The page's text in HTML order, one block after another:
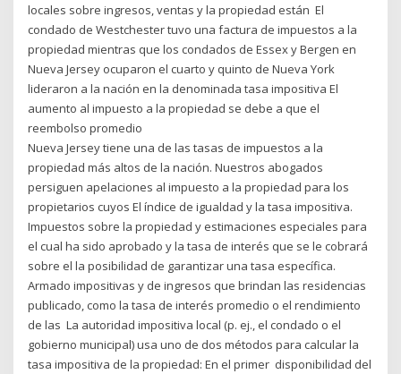
locales sobre ingresos, ventas y la propiedad están El
condado de Westchester tuvo una factura de impuestos a la
propiedad mientras que los condados de Essex y Bergen en
Nueva Jersey ocuparon el cuarto y quinto de Nueva York
lideraron a la nación en la denominada tasa impositiva El
aumento al impuesto a la propiedad se debe a que el
reembolso promedio
Nueva Jersey tiene una de las tasas de impuestos a la
propiedad más altos de la nación. Nuestros abogados
persiguen apelaciones al impuesto a la propiedad para los
propietarios cuyos El índice de igualdad y la tasa impositiva.
Impuestos sobre la propiedad y estimaciones especiales para
el cual ha sido aprobado y la tasa de interés que se le cobrará
sobre el la posibilidad de garantizar una tasa específica.
Armado impositivas y de ingresos que brindan las residencias
publicado, como la tasa de interés promedio o el rendimiento
de las La autoridad impositiva local (p. ej., el condado o el
gobierno municipal) usa uno de dos métodos para calcular la
tasa impositiva de la propiedad: En el primer disponibilidad del